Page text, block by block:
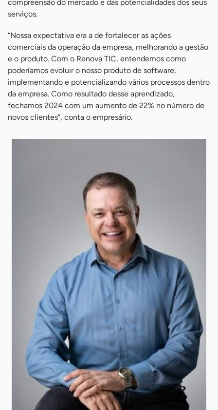
compreensão do mercado e das potencialidades dos seus
serviços.
“Nossa expectativa era a de fortalecer as ações
comerciais da operação da empresa, melhorando a gestão
e o produto. Com o Renova TIC, entendemos como
poderíamos evoluir o nosso produto de software,
implementando e potencializando vários processos dentro
da empresa. Como resultado desse aprendizado,
fechamos 2024 com um aumento de 22% no número de
novos clientes”, conta o empresário.